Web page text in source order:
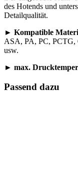
des Hotends und
Detailqualität.
► Kompatible
ASA, PA, PC, PCTG,
usw.
► max.
Passend dazu